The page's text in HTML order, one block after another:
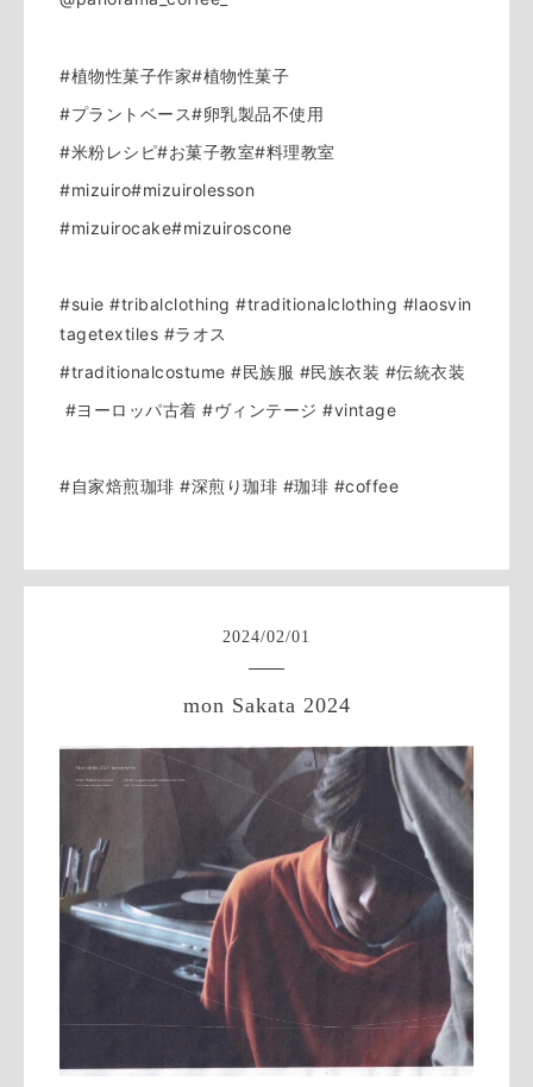
#植物性菓子作家#植物性菓子
#プラントベース#卵乳製品不使用
#米粉レシピ#お菓子教室#料理教室
#mizuiro#mizuirolesson
#mizuirocake#mizuiroscone
#suie #tribalclothing #traditionalclothing #laosvin
tagetextiles #ラオス
#traditionalcostume #民族服 #民族衣装 #伝統衣装
#ヨーロッパ古着 #ヴィンテージ #vintage
#自家焙煎珈琲 #深煎り珈琲 #珈琲 #coffee
2024/02/01
mon Sakata 2024